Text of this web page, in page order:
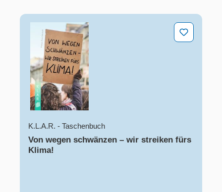
Von wegen schwänzen – wir streiken fürs Klima!
K.L.A.R. - Taschenbuch
Von wegen schwänzen – wir streiken fürs
Klima!